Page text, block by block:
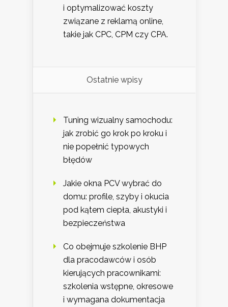
i optymalizować koszty
związane z reklamą online,
takie jak CPC, CPM czy CPA.
Ostatnie wpisy
Tuning wizualny samochodu:
jak zrobić go krok po kroku i
nie popełnić typowych
błędów
Jakie okna PCV wybrać do
domu: profile, szyby i okucia
pod kątem ciepła, akustyki i
bezpieczeństwa
Co obejmuje szkolenie BHP
dla pracodawców i osób
kierujących pracownikami:
szkolenia wstępne, okresowe
i wymagana dokumentacja